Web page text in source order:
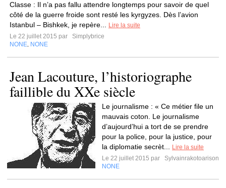
Classe : Il n’a pas fallu attendre longtemps pour savoir de quel
côté de la guerre froide sont resté les kyrgyzes. Dès l’avion
Istanbul – Bishkek, je repère...
Lire la suite
Le 22 juillet 2015 par
Simplybrice
NONE NONE
Jean Lacouture, l’historiographe
faillible du XXe siècle
Le journalisme : « Ce métier file un
mauvais coton. Le journalisme
d’aujourd’hui a tort de se prendre
pour la police, pour la justice, pour
la diplomatie secrèt...
Lire la suite
Le 22 juillet 2015 par
Sylvainrakotoarison
NONE